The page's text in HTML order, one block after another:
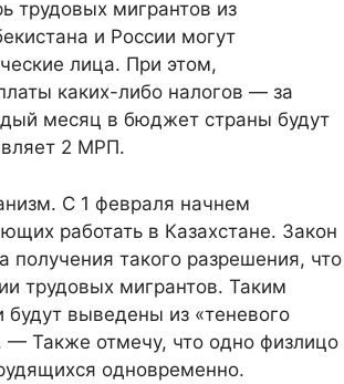
трудовых мигрантов из
и России могут
лица. При этом,
каких-либо налогов — за
месяц в бюджет страны будут
2 МРП.
С 1 февраля начнем
работать в Казахстане. Закон
такого разрешения, что
трудовых мигрантов. Таким
выведены из «теневого
— Также отмечу, что одно физлицо
одновременно.